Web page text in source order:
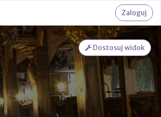
Zaloguj
Dostosuj widok